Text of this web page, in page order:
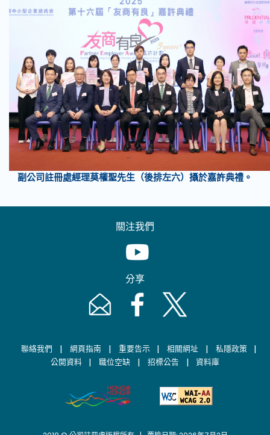
副公司註冊處經理莫權聖先生（後排左六）攝於嘉許典禮。
關注我們
Youtube [This link will pop up in
分享
Email [This link will pop up in a new
Facebook [This link will pop up
Twitter [This link will
聯絡我們 | 網頁指南 | 重要告示 | 相關網址 | 私隱政策 |
公開資料 | 職位空缺 | 招標公告 | 資料庫